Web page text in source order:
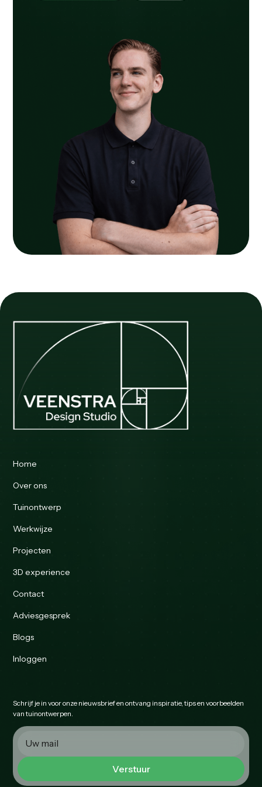
bewust rustig gehouden. Hierdoor ontstaat in
Scheerwolde een buitenruimte die praktisch is in
gebruik, goed aansluit op de woning en een verzorgde
uitstraling heeft vanaf zowel de straatzijde als de
Home
Over ons
Tuinontwerp
Werkwijze
Projecten
3D experience
Contact
Adviesgesprek
Blogs
Inloggen
Schrijf je in voor onze nieuwsbrief en ontvang inspiratie, tips en voorbeelden
van tuinontwerpen.